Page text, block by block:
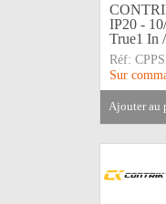
IP20 -
True1 In
Réf:
Sur
ajouter au